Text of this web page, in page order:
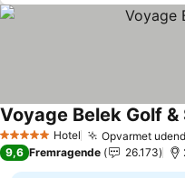
5 Stjerner Hotel Opvarmet
Voyage Belek Golf &
9,6 Fremragende 26.173